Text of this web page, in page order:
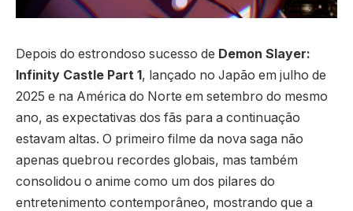
Depois do estrondoso sucesso de Demon Slayer:
Infinity Castle Part 1, lançado no Japão em julho de
2025 e na América do Norte em setembro do mesmo
ano, as expectativas dos fãs para a continuação
estavam altas. O primeiro filme da nova saga não
apenas quebrou recordes globais, mas também
consolidou o anime como um dos pilares do
entretenimento contemporâneo, mostrando que a